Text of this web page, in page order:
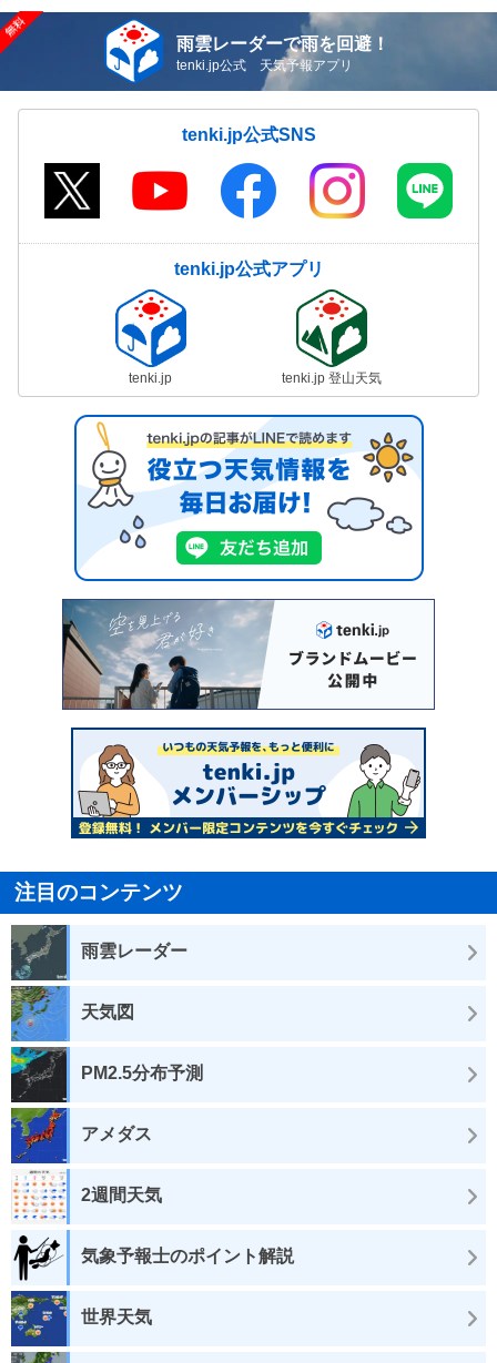
雨雲レーダーで雨を回避！
tenki.jp公式 天気予報アプリ
tenki.jp公式SNS
tenki.jp公式アプリ
tenki.jp tenki.jp 登山天気
注目のコンテンツ
雨雲レーダー
天気図
PM2.5分布予測
アメダス
2週間天気
気象予報士のポイント解説
世界天気